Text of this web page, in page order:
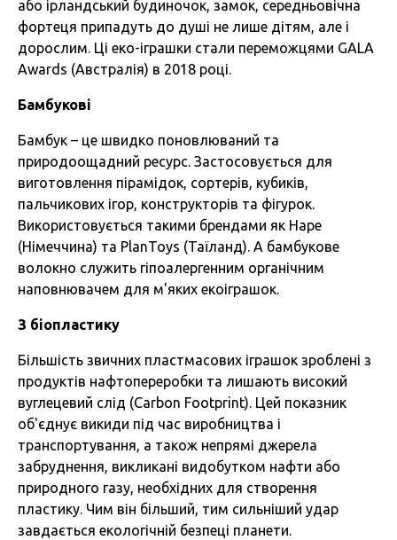
або ірландський будиночок, замок, середньовічна
фортеця припадуть до душі не лише дітям, але і
дорослим. Ці еко-іграшки стали переможцями GALA
Awards (Австралія) в 2018 році.
Бамбукові
Бамбук – це швидко поновлюваний та
природоощадний ресурс. Застосовується для
виготовлення пірамідок, сортерів, кубиків,
пальчикових ігор, конструкторів та фігурок.
Використовується такими брендами як Hape
(Німеччина) та PlanToys (Таїланд). А бамбукове
волокно служить гіпоалергенним органічним
наповнювачем для м'яких екоіграшок.
З біопластику
Більшість звичних пластмасових іграшок зроблені з
продуктів нафтопереробки та лишають високий
вуглецевий слід (Carbon Footprint). Цей показник
об'єднує викиди під час виробництва і
транспортування, а також непрямі джерела
забруднення, викликані видобутком нафти або
природного газу, необхідних для створення
пластику. Чим він більший, тим сильніший удар
завдається екологічній безпеці планети.